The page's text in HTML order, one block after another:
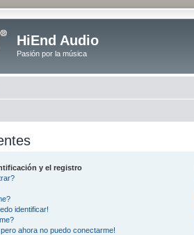
HiEnd Audio
Pasión por la música
y el registro
identificar!
ahora no puedo conectarme!